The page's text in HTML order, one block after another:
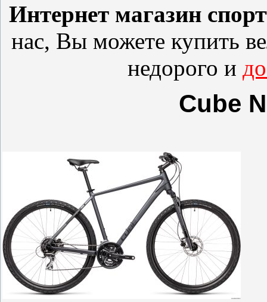
Интернет магазин
нас, Вы можете купить
недорого и
Cube